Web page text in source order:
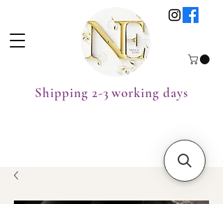
Shipping 2-3 working days